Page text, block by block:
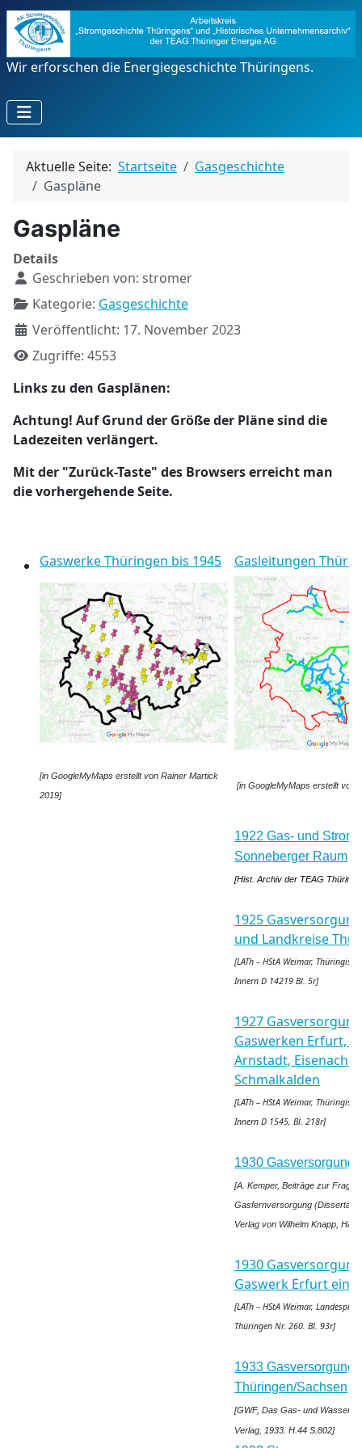
Wir erforschen die Energiegeschichte Thüringens.
Aktuelle Seite: Startseite
Gasgeschichte
Gaspläne
Gaspläne
Details
Geschrieben von: stromer
Kategorie: Gasgeschichte
Veröffentlicht: 17. November 2023
Zugriffe: 4553
Links zu den Gasplänen:
Achtung! Auf Grund der Größe der Pläne sind die
Ladezeiten verlängert.
Mit der "Zurück-Taste" des Browsers erreicht man
die vorhergehende Seite.
Gaswerke Thüringen bis 1945 Gasleitungen
[in GoogleMyMaps erstellt von Rainer Martick
2019]
[in GoogleMyMaps erstellt von
1922 Gas- und
Sonneberger Raum
[Hist. Archiv der TEAG
1925
und Landkreise
[LATh – HStA Weimar,
Innern D 14219 Bl. 5r]
1927
Gaswerken Erfurt,
Arnstadt, Eisenach
Schmalkalden
[LATh – HStA Weimar,
Innern D 1545, Bl. 218r]
1930 Gasversorgung
[A. Kemper, Beiträge zur Frage
Gasfernversorgung
Verlag von Wilhelm Knapp,
1930
Gaswerk Erfurt
[LATh – HStA Weimar,
Thüringen Nr. 260. Bl. 93r]
1933 Gasversorgung
Thüringen/Sachsen
[GWF, Das Gas- und
Verlag, 1933. H.44 S.802]